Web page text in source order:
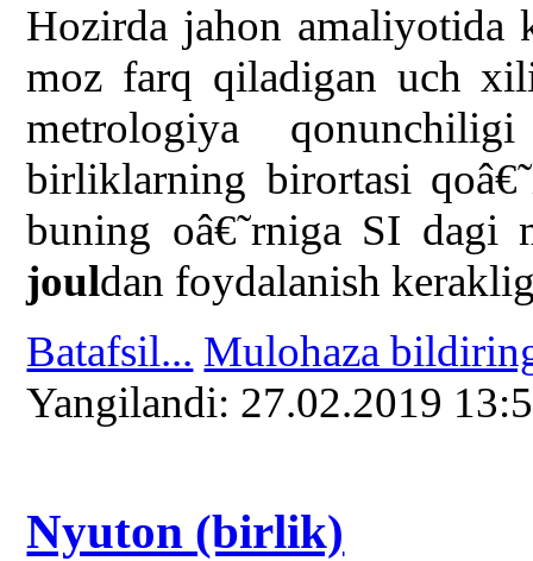
Hozirda jahon
moz farq qiladigan uch
metrologiya
birliklarning birortasi
buning oâ€˜rniga SI
jouldan foydalanish
Batafsil... Mulohaza
Yangilаndi: 27.02.2019
Nyuton (birlik)